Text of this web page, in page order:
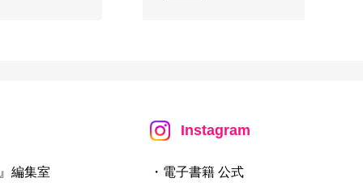
編集室
Instagram
・電子書籍 公式